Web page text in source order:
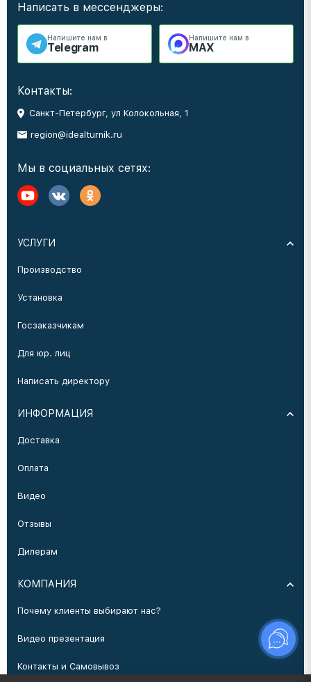
Написать в мессенджеры:
Напишите нам в
Telegram
Напишите нам в
MAX
Контакты:
Санкт-Петербург, ул Колокольная, 1
region@idealturnik.ru
Мы в социальных сетях:
УСЛУГИ
Производство
Установка
Госзаказчикам
Для юр. лиц
Написать директору
ИНФОРМАЦИЯ
Доставка
Оплата
Видео
Отзывы
Дилерам
КОМПАНИЯ
Почему клиенты выбирают нас?
Видео презентация
Контакты и Самовывоз